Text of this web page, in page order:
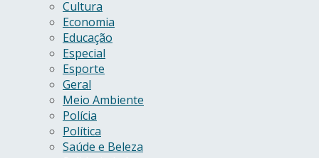
Cultura
Economia
Educação
Especial
Esporte
Geral
Meio Ambiente
Polícia
Política
Saúde e Beleza